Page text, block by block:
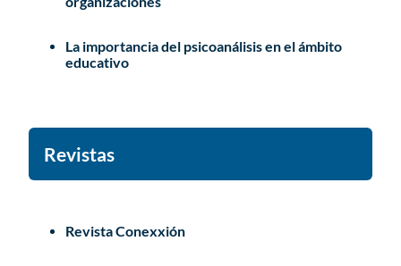
La importancia del psicoanálisis en el ámbito
educativo
Revistas
Revista Conexxión